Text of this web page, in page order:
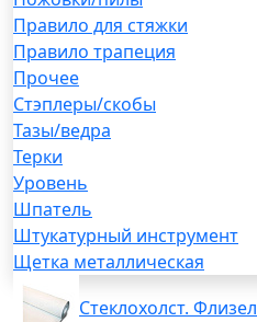
Правило для стяжки
Правило трапеция
Прочее
Стэплеры/скобы
Тазы/ведра
Терки
Уровень
Шпатель
Штукатурный инструмент
Щетка металлическая
Стеклохолст.